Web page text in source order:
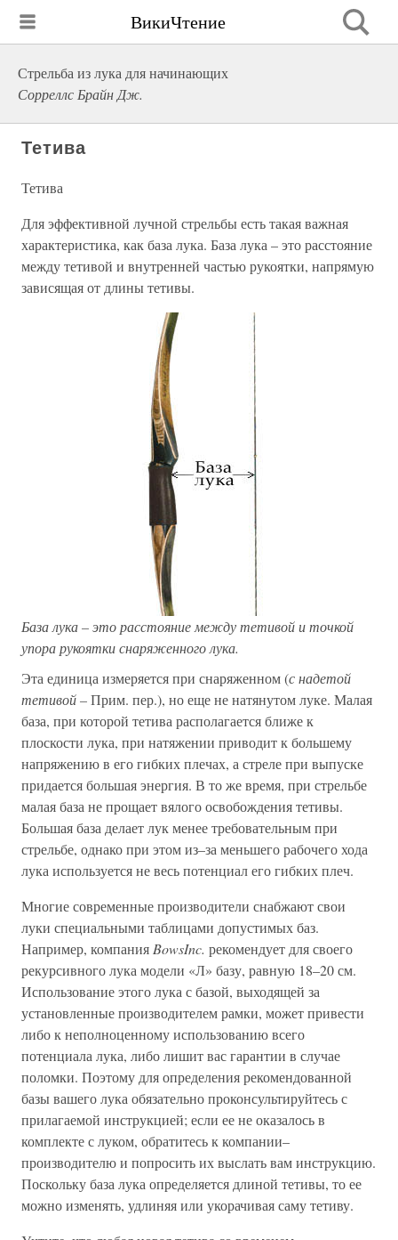
ВикиЧтение
Стрельба из лука для начинающих
Сорреллс Брайн Дж.
Тетива
Тетива
Для эффективной лучной стрельбы есть такая важная
характеристика, как база лука. База лука – это расстояние
между тетивой и внутренней частью рукоятки, напрямую
зависящая от длины тетивы.
База лука – это расстояние между тетивой и точкой
упора рукоятки снаряженного лука.
Эта единица измеряется при снаряженном (с надетой
тетивой –Прим. пер.), но еще не натянутом луке. Малая
база, при которой тетива располагается ближе к
плоскости лука, при натяжении приводит к большему
напряжению в его гибких плечах, а стреле при выпуске
придается большая энергия. В то же время, при стрельбе
малая база не прощает вялого освобождения тетивы.
Большая база делает лук менее требовательным при
стрельбе, однако при этом из–за меньшего рабочего хода
лука используется не весь потенциал его гибких плеч.
Многие современные производители снабжают свои
луки специальными таблицами допустимых баз.
Например, компания BowsInc. рекомендует для своего
рекурсивного лука модели «Л» базу, равную 18–20 см.
Использование этого лука с базой, выходящей за
установленные производителем рамки, может привести
либо к неполноценному использованию всего
потенциала лука, либо лишит вас гарантии в случае
поломки. Поэтому для определения рекомендованной
базы вашего лука обязательно проконсультируйтесь с
прилагаемой инструкцией; если ее не оказалось в
комплекте с луком, обратитесь к компании–
производителю и попросить их выслать вам инструкцию.
Поскольку база лука определяется длиной тетивы, то ее
можно изменять, удлиняя или укорачивая саму тетиву.